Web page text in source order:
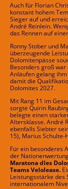
Auch für Florian
konstant hohem
Sieger auf und
André Reinlein.
das Rennen auf
Ronny Stober und
überzeugende
Dolomitenpässe
Besonders groß
Anläufen gelang
damit die
Dolomites 2027.
Mit Rang 11 im
sorgte Quirin
belegte einen
Altersklasse. André
ebenfalls Siebter
15), Marius
Für ein besonderes
der
Maratona dles
Teams Velolease.
Leistungsstärke
internationalem